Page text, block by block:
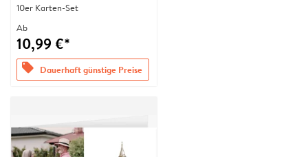
10er Karten-Set
Ab
10,99 €*
offers Dauerhaft günstige Preise